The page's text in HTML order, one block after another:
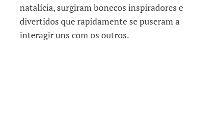
natalícia, surgiram bonecos inspiradores e
divertidos que rapidamente se puseram a
interagir uns com os outros.